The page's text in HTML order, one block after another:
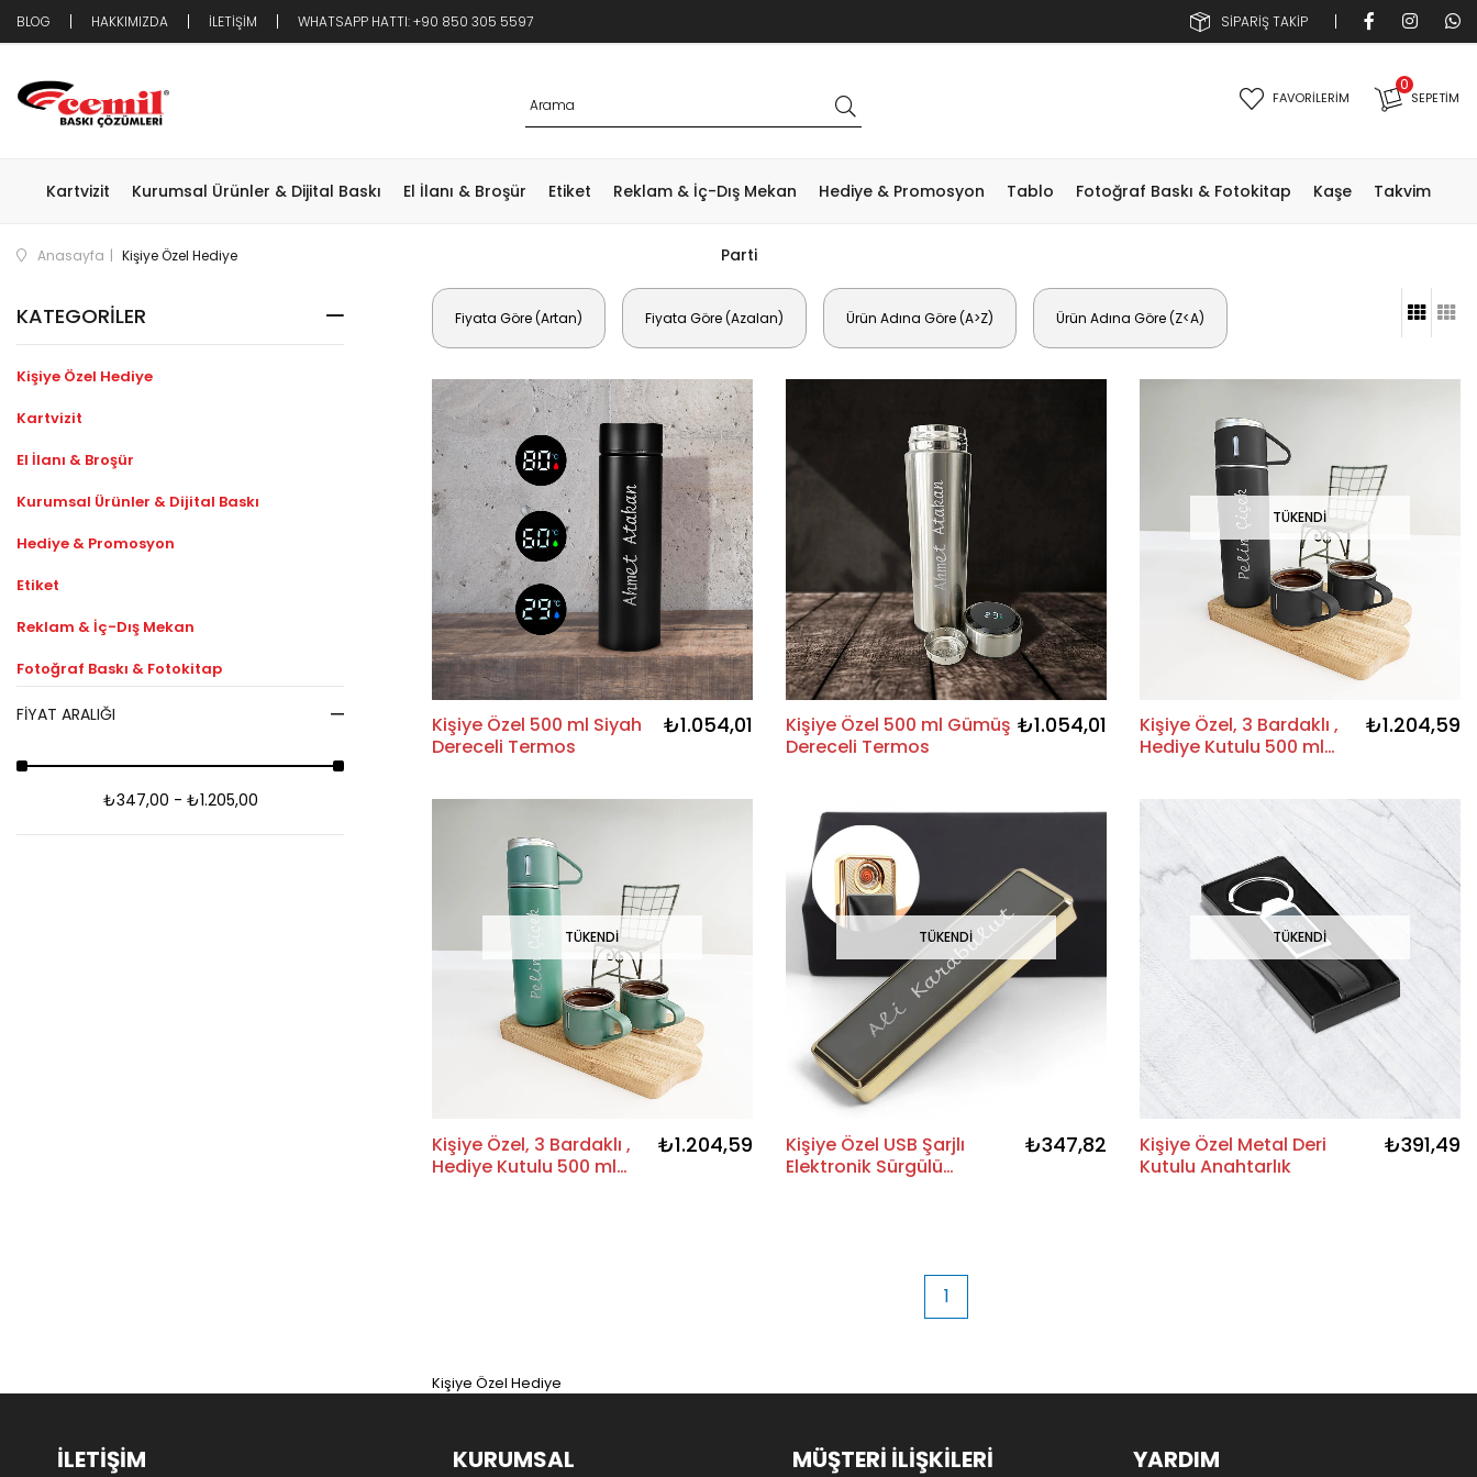
BLOG HAKKIMIZDA İLETİŞİM WHATSAPP HATTI: +90 850 305 5597 SİPARİŞ TAKİP
SEPETIM
0
FAVORİLERİM
Kartvizit Kurumsal Ürünler & Dijital Baskı El İlanı & Broşür Etiket Reklam & İç-Dış Mekan Hediye & Promosyon Tablo Fotoğraf Baskı & Fotokitap Kaşe Takvim
Parti
Anasayfa Kişiye Özel Hediye
KATEGORILER
Kişiye Özel Hediye
Kartvizit
El İlanı & Broşür
Kurumsal Ürünler & Dijital Baskı
Hediye & Promosyon
Etiket
Reklam & İç-Dış Mekan
Fotoğraf Baskı & Fotokitap
Takvim
Parti
FIYAT ARALIĞI
₺347,00 - ₺1.205,00
Fiyata Göre (Artan) Fiyata Göre (Azalan) Ürün Adına Göre (A>Z) Ürün Adına Göre (Z<A)
Kişiye Özel 500 ml Siyah
Dereceli Termos
₺1.054,01
Kişiye Özel 500 ml Gümüş
Dereceli Termos
₺1.054,01
TÜKENDI
Kişiye Özel, 3 Bardaklı ,
Hediye Kutulu 500 ml
₺1.204,59
TÜKENDI
Kişiye Özel, 3 Bardaklı ,
Hediye Kutulu 500 ml
₺1.204,59
TÜKENDI
Kişiye Özel USB Şarjlı
Elektronik Sürgülü
₺347,82
TÜKENDI
Kişiye Özel Metal Deri
Kutulu Anahtarlık
₺391,49
1
Kişiye Özel Hediye
İLETİŞİM KURUMSAL MÜŞTERİ İLİŞKİLERİ YARDIM